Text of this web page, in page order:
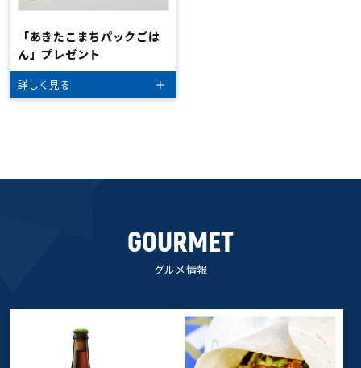
「あきたこまちパックごは
ん」プレゼント
詳しく見る
GOURMET
グルメ情報